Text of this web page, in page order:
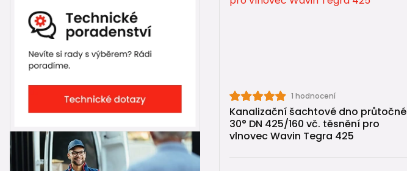
1 hodnocení
Kanalizační šachtové dno průtočné
30° DN 425/160 vč. těsnění pro
vlnovec Wavin Tegra 425